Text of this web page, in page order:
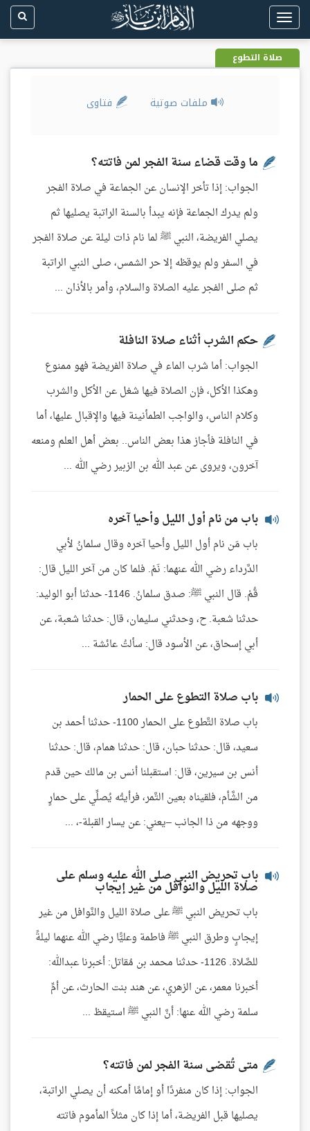
Toggle
navigation
صلاة التطوع
ملفات صوتية فتاوى
ما وقت قضاء سنة الفجر لمن فاتته؟
الجواب: إذا تأخر الإنسان عن الجماعة في صلاة الفجر
ولم يدرك الجماعة فإنه يبدأ بالسنة الراتبة يصليها ثم
يصلي الفريضة، النبي ﷺ لما نام ذات ليلة عن صلاة الفجر
في السفر ولم يوقظه إلا حر الشمس، صلى النبي الراتبة
ثم صلى الفجر عليه الصلاة والسلام، وأمر بالأذان ...
حكم الشرب أثناء صلاة النافلة
الجواب: أما شرب الماء في صلاة الفريضة فهو ممنوع
وهكذا الأكل، فإن الصلاة فيها شغل عن الأكل والشرب
وكلام الناس، والواجب الطمأنينة فيها والإقبال عليها، أما
في النافلة فأجاز هذا بعض الناس.. بعض أهل العلم ومنعه
آخرون، ويروى عن عبد الله بن الزبير رضي الله ...
باب من نام أول الليل وأحيا آخره
باب مَن نام أول الليل وأحيا آخره وقال سلمانُ لأبي
الدَّرداء رضي الله عنهما: نَمْ. فلما كان من آخر الليل قال:
قُمْ. قال النبي ﷺ: صدق سلمانُ. 1146- حدثنا أبو الوليد:
حدثنا شعبة. ح، وحدثني سليمان، قال: حدثنا شعبة، عن
أبي إسحاق، عن الأسود قال: سألتُ عائشة ...
باب صلاة التطوع على الحمار
باب صلاة التَّطوع على الحمار 1100- حدثنا أحمد بن
سعيد، قال: حدثنا حبان، قال: حدثنا همام، قال: حدثنا
أنس بن سيرين، قال: استقبلنا أنس بن مالك حين قدم
من الشَّأم، فلقيناه بعين التَّمر، فرأيتُه يُصلِّي على حمارٍ
ووجهه من ذا الجانب –يعني: عن يسار القبلة-، ...
باب تحريض النبي صلى الله عليه وسلم على
صلاة الليل والنوافل من غير إيجاب
باب تحريض النبي ﷺ على صلاة الليل والنَّوافل من غير
إيجابٍ وطرق النبي ﷺ فاطمة وعليًّا رضي الله عنهما ليلةً
للصَّلاة. 1126- حدثنا محمد بن مُقاتل: أخبرنا عبدالله:
أخبرنا معمر، عن الزهري، عن هند بنت الحارث، عن أمِّ
سلمة رضي الله عنها: أنَّ النبي ﷺ استيقظ ...
متى تُقضى سنة الفجر لمن فاتته؟
الجواب: إذا كان منفردًا أو إمامًا أمكنه أن يصلي الراتبة،
يصليها قبل الفريضة، أما إذا كان مثلاً المأموم فاتته